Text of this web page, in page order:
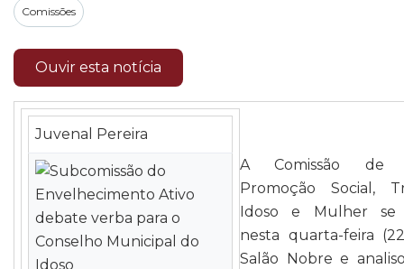
Comissões
Ouvir esta notícia
Juvenal Pereira
A Comissão de
Promoção Social,
Idoso e Mulher se
nesta quarta-feira
Salão Nobre e